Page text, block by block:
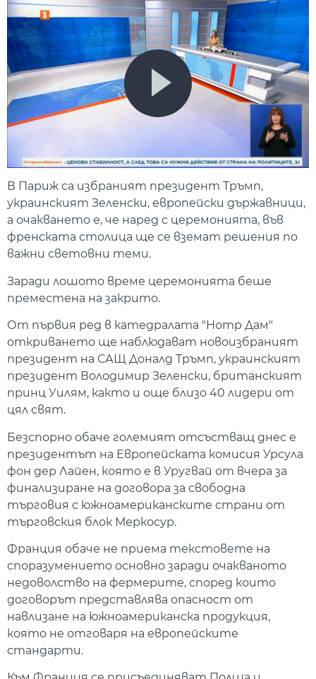
В Париж са избраният президент Тръмп,
украинският Зеленски, европейски държавници,
а очакването е, че наред с церемонията, във
френската столица ще се вземат решения по
важни световни теми.
Заради лошото време церемонията беше
преместена на закрито.
От първия ред в катедралата "Нотр Дам"
откриването ще наблюдават новоизбраният
президент на САЩ Доналд Тръмп, украинският
президент Володимир Зеленски, британският
принц Уилям, както и още близо 40 лидери от
цял свят.
Безспорно обаче големият отсъстващ днес е
президентът на Европейската комисия Урсула
фон дер Лайен, която е в Уругвай от вчера за
финализиране на договора за свободна
търговия с южноамериканските страни от
търговския блок Меркосур.
Франция обаче не приема текстовете на
споразумението основно заради очакваното
недоволство на фермерите, според които
договорът представлява опасност от
навлизане на южноамериканска продукция,
която не отговаря на европейските
стандарти.